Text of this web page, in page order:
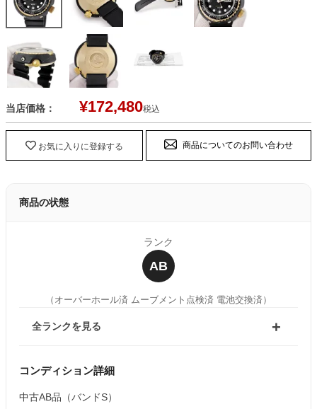
当店価格： ¥172,480税込
お気に入りに登録する 商品についてのお問い合わせ
商品の状態
ランク
AB
（オーバーホール済 ムーブメント点検済 電池交換済）
全ランクを見る
コンディション詳細
中古AB品（バンドS）